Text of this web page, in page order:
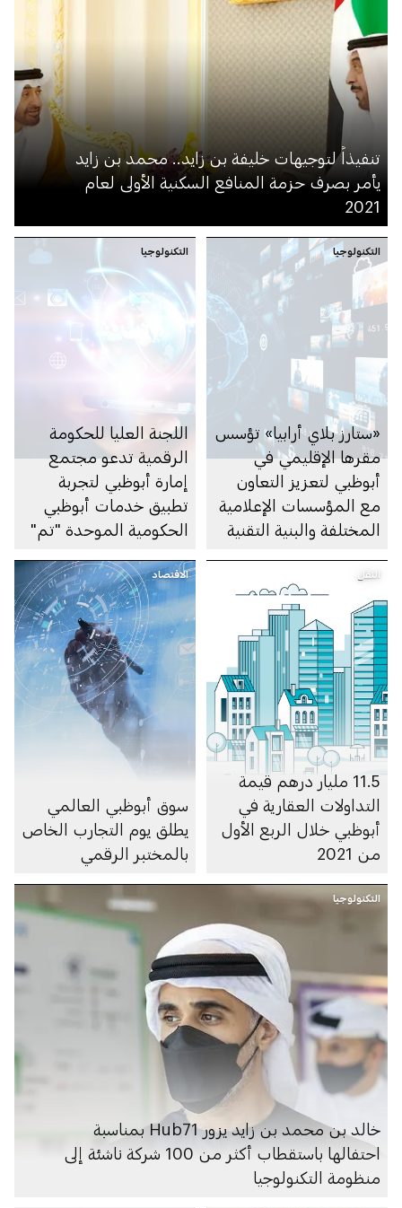
تنفيذاً لتوجيهات خليفة بن زايد.. محمد بن زايد
يأمر بصرف حزمة المنافع السكنية الأولى لعام
2021
التكنولوجيا
«ستارز بلاي أرابيا» تؤسس
مقرها الإقليمي في
أبوظبي لتعزيز التعاون
مع المؤسسات الإعلامية
المختلفة والبنية التقنية
التكنولوجيا
اللجنة العليا للحكومة
الرقمية تدعو مجتمع
إمارة أبوظبي لتجربة
تطبيق خدمات أبوظبي
الحكومية الموحدة "تم"
المبتكرة لإثراء تجاربهم
النقل
11.5 مليار درهم قيمة
التداولات العقارية في
أبوظبي خلال الربع الأول
من 2021
الاقتصاد
سوق أبوظبي العالمي
يطلق يوم التجارب الخاص
بالمختبر الرقمي
التكنولوجيا
خالد بن محمد بن زايد يزور Hub71 بمناسبة
احتفالها باستقطاب أكثر من 100 شركة ناشئة إلى
منظومة التكنولوجيا